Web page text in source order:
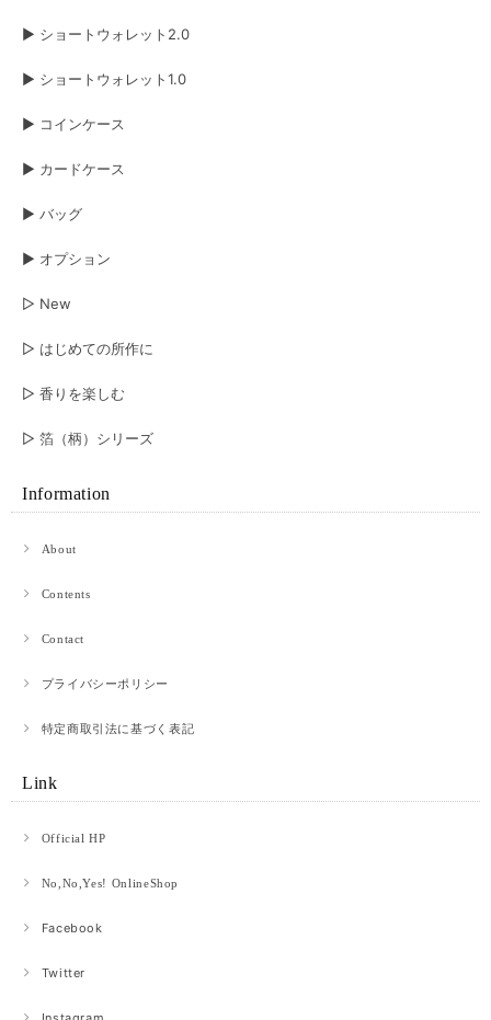
2026/06/15
注文の翌日に手元に届きました。すぐに使いたかったのでこれはとても嬉し
きます
です。 お財布ももちろん良いのですが、梱包がとても素敵でした。プレゼ
た。 使っているうちに馴染む革製品のよさと、和紙のほつれ(？)がいいアジ
す。 値段以上にとても満足しています。
【オンラインショップ限定】青竜 ロングウォレット 青竜×ブラック
プレゼント用に購入させて頂きました!相手も喜んでくれて嬉しかったです·͜·
▶︎ ショートウォレット2.0
▶︎ ショートウォレット1.0
▶︎ コインケース
▶︎ カードケース
▶︎ バッグ
▶︎ オプション
▷ New
▷ はじめての所作に
▷ 香りを楽しむ
▷ 箔（柄）シリーズ
Information
About
Contents
Contact
プライバシーポリシー
特定商取引法に基づく表記
Link
Official HP
No,No,Yes! OnlineShop
Facebook
Twitter